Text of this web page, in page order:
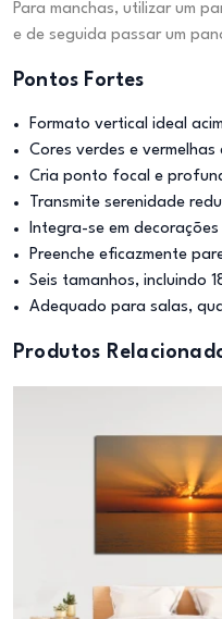
Para manchas, utilizar um
e de seguida passar um
Pontos Fortes
Formato vertical ideal
Cores verdes e
Cria ponto focal e
Transmite serenidade
Integra-se em
Preenche eficazmente
Seis tamanhos, incluindo
Adequado para salas,
Produtos